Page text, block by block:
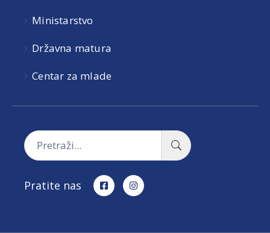
Ministarstvo
Državna matura
Centar za mlade
Pratite nas